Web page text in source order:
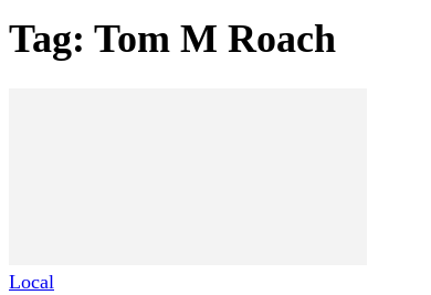
Tag: Tom M Roach
Local